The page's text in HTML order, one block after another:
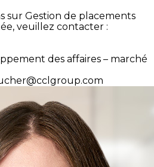
sur Gestion de placements
veuillez contacter :
des affaires – marché